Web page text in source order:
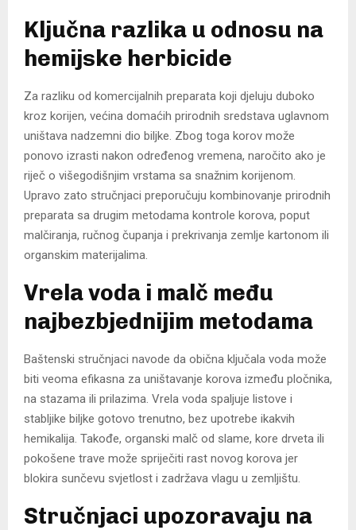
Ključna razlika u odnosu na
hemijske herbicide
Za razliku od komercijalnih preparata koji djeluju duboko
kroz korijen, većina domaćih prirodnih sredstava uglavnom
uništava nadzemni dio biljke. Zbog toga korov može
ponovo izrasti nakon određenog vremena, naročito ako je
riječ o višegodišnjim vrstama sa snažnim korijenom.
Upravo zato stručnjaci preporučuju kombinovanje prirodnih
preparata sa drugim metodama kontrole korova, poput
malčiranja, ručnog čupanja i prekrivanja zemlje kartonom ili
organskim materijalima.
Vrela voda i malč među
najbezbjednijim metodama
Baštenski stručnjaci navode da obična ključala voda može
biti veoma efikasna za uništavanje korova između pločnika,
na stazama ili prilazima. Vrela voda spaljuje listove i
stabljike biljke gotovo trenutno, bez upotrebe ikakvih
hemikalija. Takođe, organski malč od slame, kore drveta ili
pokošene trave može spriječiti rast novog korova jer
blokira sunčevu svjetlost i zadržava vlagu u zemljištu.
Stručnjaci upozoravaju na